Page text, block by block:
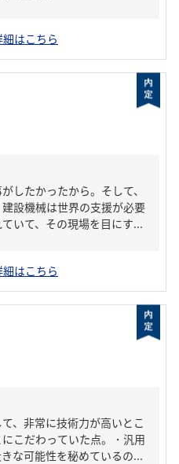
はこちら
したかったから。そして、
設機械は世界の支援が必要
いて、その現場を目にす...
はこちら
、非常に技術力が高いとこ
こだわっていた点。・汎用
な可能性を秘めているの...